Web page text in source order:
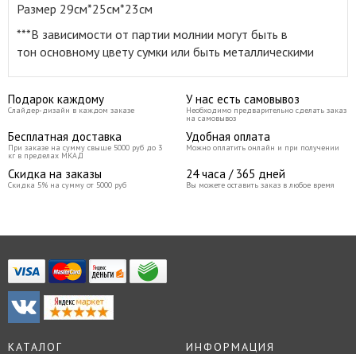
Размер 29см*25см*23см
***В зависимости от партии молнии могут быть в
тон основному цвету сумки или быть металлическими
Подарок каждому
Слайдер-дизайн в каждом заказе
У нас есть самовывоз
Необходимо предварительно сделать заказ
на самовывоз
Бесплатная доставка
При заказе на сумму свыше 5000 руб до 3
кг в пределах МКАД
Удобная оплата
Можно оплатить онлайн и при получении
Скидка на заказы
Скидка 5% на сумму от 5000 руб
24 часа / 365 дней
Вы можете оставить заказ в любое время
КАТАЛОГ ИНФОРМАЦИЯ